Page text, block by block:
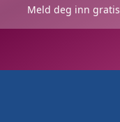
Meld deg inn gratis